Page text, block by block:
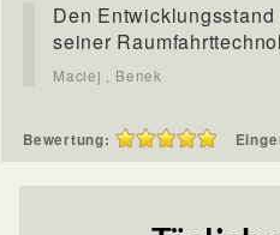
Den
seiner
Maciej , Benek
Bewertung: